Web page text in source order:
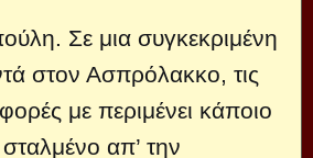
Σε μια συγκεκριμένη
στον Ασπρόλακκο, τις
με περιμένει κάποιο
απ’ την